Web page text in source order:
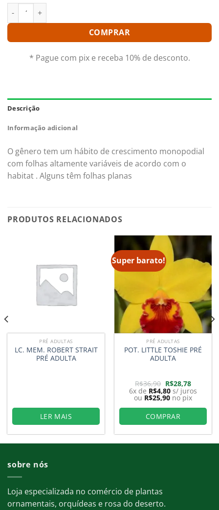
ISLAND CHAYN BLUMEN INSEL PRÉ ADULTA quantidade
COMPRAR
* Pague com pix e receba 10% de desconto.
Descrição
Informação adicional
O gênero tem um hábito de crescimento monopodial
com folhas altamente variáveis de acordo com o
habitat . Alguns têm folhas planas
PRODUTOS RELACIONADOS
PRÉ ADULTAS
LC. MEM. ROBERT STRAIT
PRÉ ADULTA
LER MAIS
Super barato!
PRÉ ADULTAS
POT. LITTLE TOSHIE PRÉ
ADULTA
R$36,90 O
preço
original
era:
R$36,90.
R$28,78O
preço
atual
é:
R$28,78.
6x de R$4,80 s/ juros
ou R$25,90 no pix
COMPRAR
sobre nós
Loja especializada no comércio de plantas
ornamentais, orquídeas e rosa do deserto.